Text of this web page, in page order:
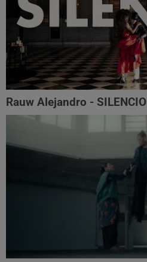
Rauw Alejandro - SILENCIO